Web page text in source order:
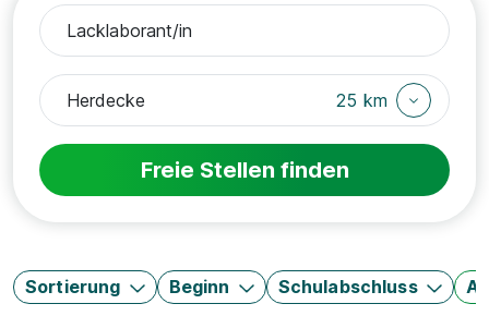
25 km
Freie Stellen finden
Sortierung Beginn Schulabschluss